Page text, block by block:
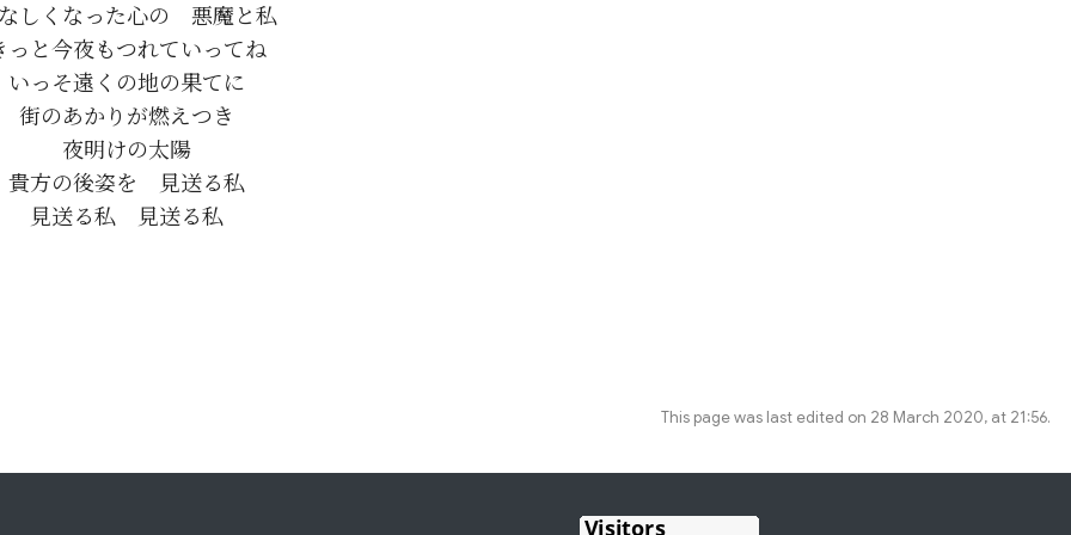
しくなった心の　悪魔と私
っと今夜もつれていってね
いっそ遠くの地の果てに
街のあかりが燃えつき
夜明けの太陽
貴方の後姿を　見送る私
見送る私　見送る私
This page was last edited on 28 March 2020, at 21:56.